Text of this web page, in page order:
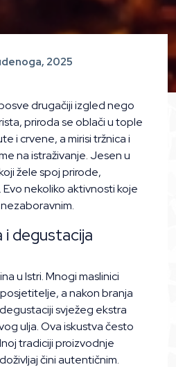
2025
drugačiji izgled nego
priroda se oblači u tople
i crvene, a mirisi tržnica i
na istraživanje. Jesen u
žele spoj prirode,
nekoliko aktivnosti koje
i degustacija
u Istri. Mnogi maslinici
a nakon branja
svježeg ekstra
ulja. Ova iskustva često
tradiciji proizvodnje
čini autentičnim.